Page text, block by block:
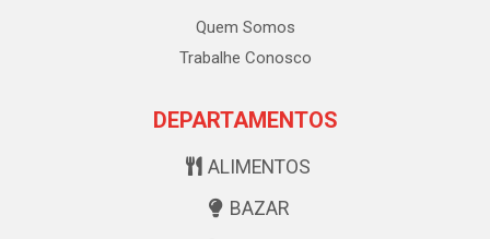
Quem Somos
Trabalhe Conosco
DEPARTAMENTOS
ALIMENTOS
BAZAR